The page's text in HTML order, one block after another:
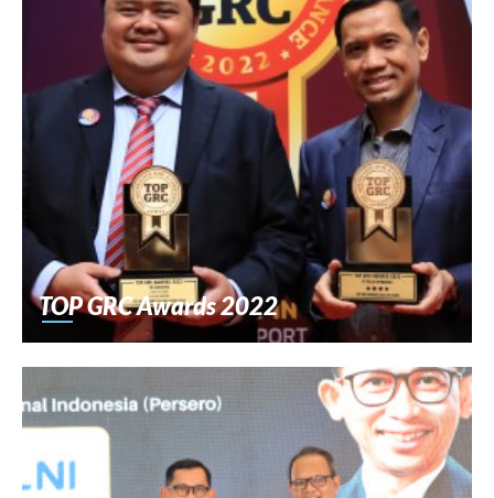
TOP GRC Awards 2022